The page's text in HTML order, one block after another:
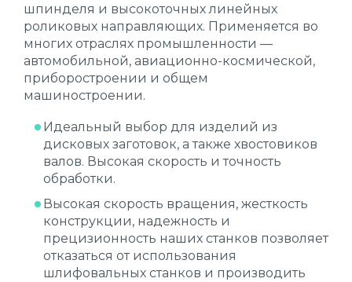
шпинделя и высокоточных линейных
роликовых направляющих. Применяется во
многих отраслях промышленности —
автомобильной, авиационно-космической,
приборостроении и общем
машиностроении.
Идеальный выбор для изделий из
дисковых заготовок, а также хвостовиков
валов. Высокая скорость и точность
обработки.
Высокая скорость вращения, жесткость
конструкции, надежность и
прецизионность наших станков позволяет
отказаться от использования
шлифовальных станков и производить